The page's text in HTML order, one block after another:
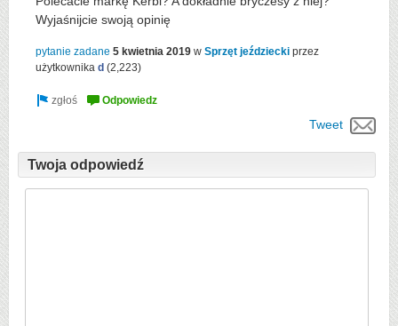
Wyjaśnijcie swoją opinię
pytanie zadane 5 kwietnia 2019 w Sprzęt jeździecki przez
użytkownika d (2,223)
Tweet
Twoja odpowiedź